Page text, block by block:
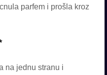
parfem i prošla kroz
na jednu stranu i